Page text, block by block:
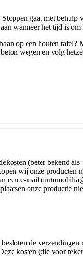
gaat met
wanneer het tijd is om
op een houten
wegen en volg
(beter bekend
wij onze producten
e-mail
onze productie
de
kosten (die voor